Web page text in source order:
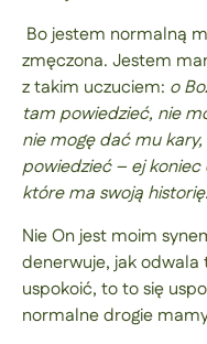
Bo jestem normalną
zmęczona. Jestem
z takim uczuciem: o
tam powiedzieć, nie
nie mogę dać mu
powiedzieć – ej
które ma swoją historię.
Nie On jest moim
denerwuje, jak odwala
uspokoić, to to się
normalne drogie